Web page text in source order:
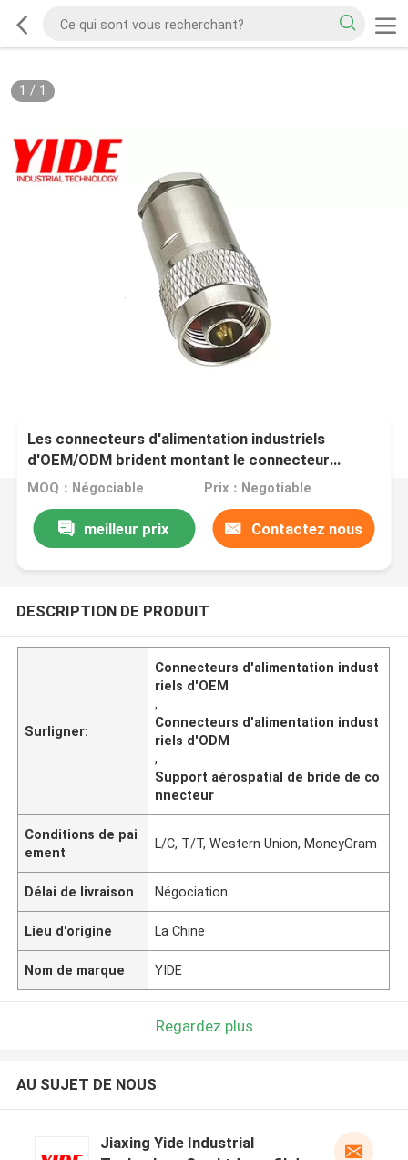
1 / 1
Les connecteurs d'alimentation industriels
d'OEM/ODM brident montant le connecteur
aérospatial
MOQ：Négociable Prix：Negotiable
meilleur prix Contactez nous
DESCRIPTION DE PRODUIT
Surligner:
Connecteurs d'alimentation indust
riels d'OEM
,
Connecteurs d'alimentation indust
riels d'ODM
,
Support aérospatial de bride de co
nnecteur
Conditions de pai
ement
L/C, T/T, Western Union, MoneyGram
Délai de livraison Négociation
Lieu d'origine La Chine
Nom de marque YIDE
Regardez plus
AU SUJET DE NOUS
Jiaxing Yide Industrial